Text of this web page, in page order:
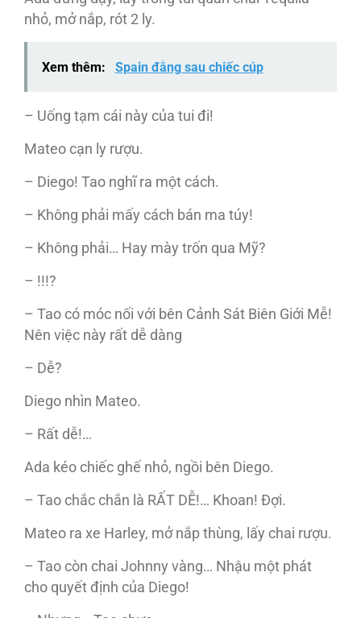
nhỏ, mở nắp, rót 2 ly.
Xem thêm: Spain đằng sau chiếc cúp
– Uống tạm cái này của tui đi!
Mateo cạn ly rượu.
– Diego! Tao nghĩ ra một cách.
– Không phải mấy cách bán ma túy!
– Không phải… Hay mày trốn qua Mỹ?
– !!!?
– Tao có móc nối với bên Cảnh Sát Biên Giới Mễ!
Nên việc này rất dễ dàng
– Dễ?
Diego nhìn Mateo.
– Rất dễ!…
Ada kéo chiếc ghế nhỏ, ngồi bên Diego.
– Tao chắc chắn là RẤT DỄ!… Khoan! Đợi.
Mateo ra xe Harley, mở nắp thùng, lấy chai rượu.
– Tao còn chai Johnny vàng… Nhậu một phát
cho quyết định của Diego!